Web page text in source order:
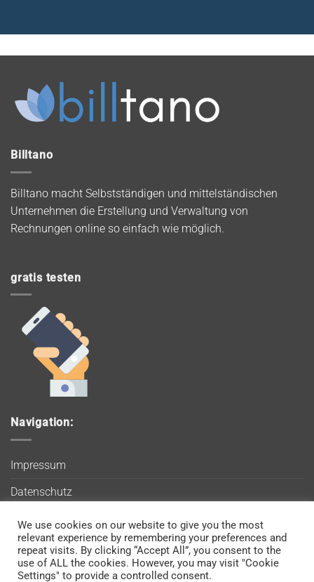
Billtano
Billtano macht Selbstständigen und mittelständischen
Unternehmen die Erstellung und Verwaltung von
Rechnungen online so einfach wie möglich.
gratis testen
Navigation:
Impressum
Datenschutz
AGB
Blog
Kontakt
We use cookies on our website to give you the most
relevant experience by remembering your preferences and
repeat visits. By clicking “Accept All”, you consent to the
use of ALL the cookies. However, you may visit "Cookie
Settings" to provide a controlled consent.
Wir verwenden Cookies, um sicherzustellen, dass Sie auf
unserer Website die bestmögliche Erfahrung machen. Wenn
Sie diese Website weiterhin nutzen, gehen wir davon aus, dass